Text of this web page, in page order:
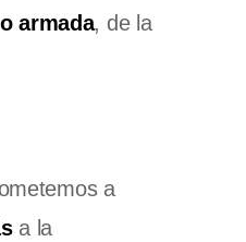
armada, de la
a
a la